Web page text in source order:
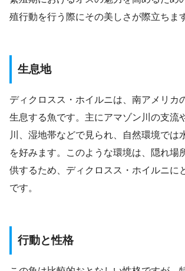
殖行動を行う際にその美しさが際立ちま
生息地
ディクロスス・ホイルニは、南アメリカ
生息する魚です。主にアマゾン川の支流
川、湿地帯などで見られ、自然環境では
を好みます。このような環境は、隠れ場
供するため、ディクロスス・ホイルニに
です。
行動と性格